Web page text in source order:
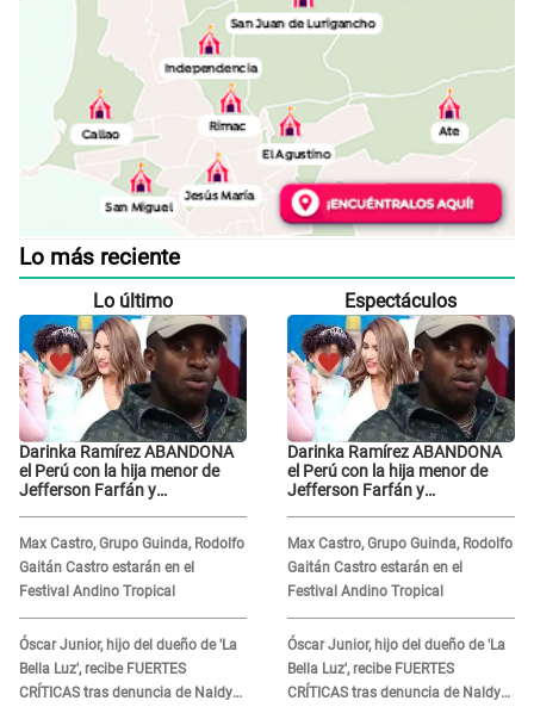
Lo más reciente
Lo último
Darinka Ramírez ABANDONA
el Perú con la hija menor de
Jefferson Farfán y
Max Castro, Grupo Guinda, Rodolfo
Gaitán Castro estarán en el
Festival Andino Tropical
Óscar Junior, hijo del dueño de 'La
Bella Luz', recibe FUERTES
CRÍTICAS tras denuncia de Naldy
Espectáculos
Darinka Ramírez ABANDONA
el Perú con la hija menor de
Jefferson Farfán y
Max Castro, Grupo Guinda, Rodolfo
Gaitán Castro estarán en el
Festival Andino Tropical
Óscar Junior, hijo del dueño de 'La
Bella Luz', recibe FUERTES
CRÍTICAS tras denuncia de Naldy